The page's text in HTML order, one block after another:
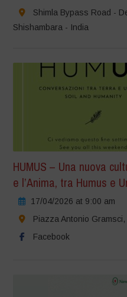
Shimla Bypass Road -
Shishambara - India
HUMUS – Una nuova
e l’Anima, tra Humus e
17/04/2026 at 9:00 am
Piazza Antonio
Facebook